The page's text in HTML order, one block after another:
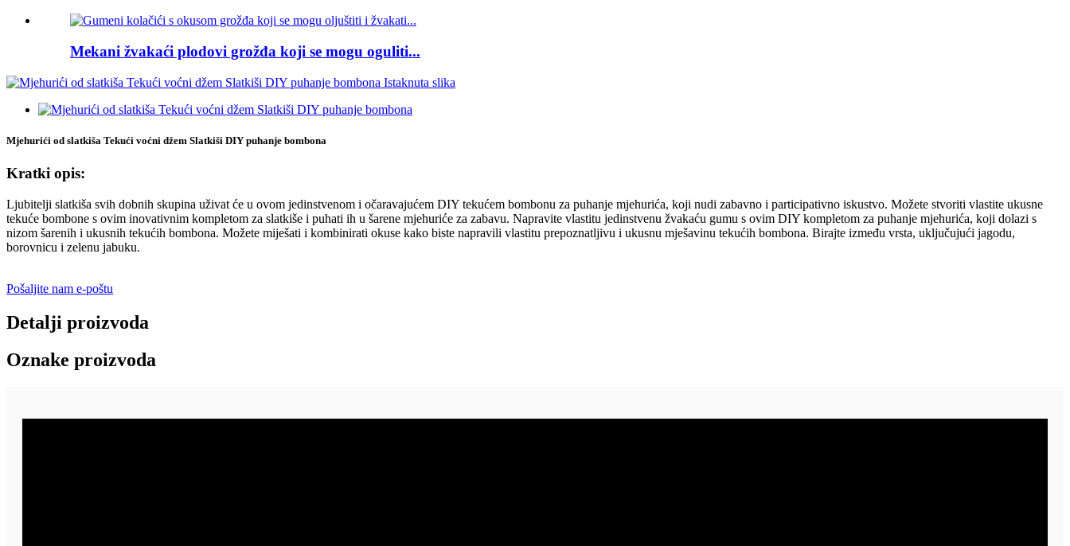
Mekani žvakaći plodovi grožđa koji se mogu oguliti...
Mjehurići od slatkiša Tekući voćni džem Slatkiši DIY puhanje bombona
Kratki opis:
Ljubitelji slatkiša svih dobnih skupina uživat će u ovom jedinstvenom i očaravajućem DIY tekućem bombonu za puhanje mjehurića, koji nudi zabavno i participativno iskustvo. Možete stvoriti vlastite ukusne
tekuće bombone s ovim inovativnim kompletom za slatkiše i puhati ih u šarene mjehuriće za zabavu. Napravite vlastitu jedinstvenu žvakaću gumu s ovim DIY kompletom za puhanje mjehurića, koji dolazi s
nizom šarenih i ukusnih tekućih bombona. Možete miješati i kombinirati okuse kako biste napravili vlastitu prepoznatljivu i ukusnu mješavinu tekućih bombona. Birajte između vrsta, uključujući jagodu,
borovnicu i zelenu jabuku.
Pošaljite nam e-poštu
Detalji proizvoda
Oznake proizvoda